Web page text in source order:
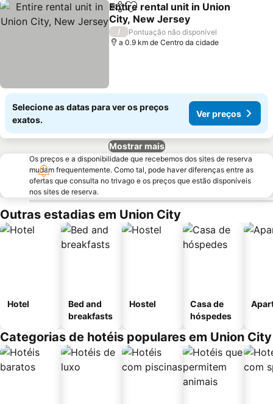
PartilharAdicionar aos favoritos
Entire rental unit in Union
City, New Jersey
/
Pontuação não disponível
a 0.9 km de Centro da cidade
Selecione as datas para ver os preços
exatos.
Ver preços
Mostrar mais
Os preços e a disponibilidade que recebemos dos sites de reserva
mudam frequentemente. Como tal, pode haver diferenças entre as
ofertas que consulta no trivago e os preços que estão disponíveis
nos sites de reserva.
Outras estadias em Union City
Hotel
Bed and
breakfasts
Hostel
Casa de
hóspedes
Categorias de hotéis populares em Union City